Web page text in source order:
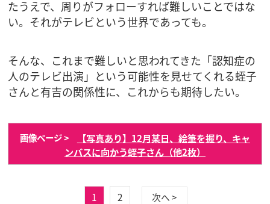
たうえで、周りがフォローすれば難しいことではな
い。それがテレビという世界であっても。
そんな、これまで難しいと思われてきた「認知症の
人のテレビ出演」という可能性を見せてくれる蛭子
さんと有吉の関係性に、これからも期待したい。
画像ページ >
【写真あり】12月某日、絵筆を握り、キャ
ンバスに向かう蛭子さん（他2枚）
1 2 次へ >